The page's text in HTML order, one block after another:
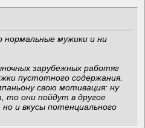
мужики и ни
зарубежных работяг
пустотного содержания.
свою мотивация: ну
то они пойдут в другое
и вкусы потенциального